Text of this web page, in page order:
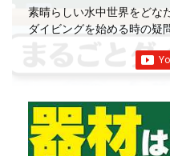
素晴らしい水中世界をどな
ダイビングを始める時の疑
業の国内最大規模のスキュ
の初心者ダイビングライセ
ストラクターは40名ほど。
で！】 年間ファンダイブ開